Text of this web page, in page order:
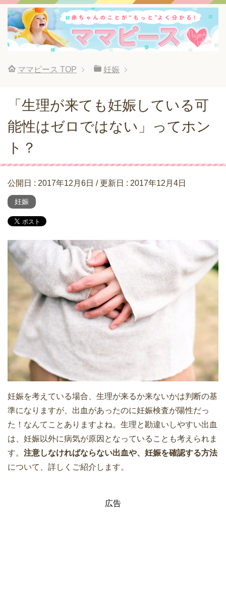
ママピース TOP 妊娠
「生理が来ても妊娠している可
能性はゼロではない」ってホン
ト？
公開日 : 2017年12月6日 / 更新日 : 2017年12月4日
妊娠
妊娠を考えている場合、生理が来るか来ないかは判断の基
準になりますが、出血があったのに妊娠検査が陽性だっ
た！なんてことありますよね。生理と勘違いしやすい出血
は、妊娠以外に病気が原因となっていることも考えられま
す。 注意しなければならない出血や、妊娠を確認する方法
について、詳しくご紹介します。
広告